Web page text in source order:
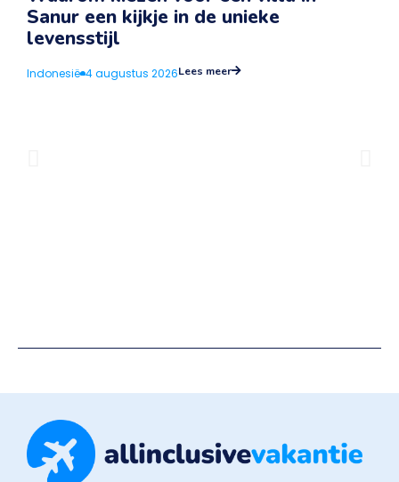
Sanur een kijkje in de unieke
levensstijl
Indonesië 4 augustus 2026Lees meer